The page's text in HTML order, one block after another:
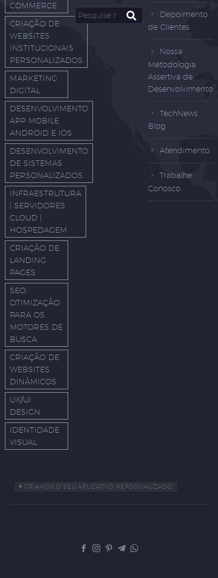
COMMERCE
CRIAÇÃO DE
WEBSITES
INSTITUCIONAIS
PERSONALIZADOS
MARKETING
DIGITAL
DESENVOLVIMENTO
APP MOBILE
ANDROID E IOS
DESENVOLVIMENTO
DE SISTEMAS
PERSONALIZADOS
INFRAESTRUTURA
| SERVIDORES
CLOUD |
HOSPEDAGEM
CRIAÇÃO DE
LANDING
PAGES
SEO:
OTIMIZAÇÃO
PARA OS
MOTORES DE
BUSCA
CRIAÇÃO DE
WEBSITES
DINÂMICOS
UX/UI
DESIGN
IDENTIDADE
VISUAL
Depoimento
de Clientes
Nossa
Metodologia
Assertiva de
Desenvolvimento
TechNews
Blog
Atendimento
Trabalhe
Conosco
CRIAMOS O SEU APLICATIVO PERSONALIZADO